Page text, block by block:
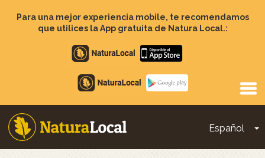
contenido
Para una mejor experiencia mobile, te recomendamos
que utilices la App gratuita de Natura Local.:
Apple
store
Google
Play
Español
Main